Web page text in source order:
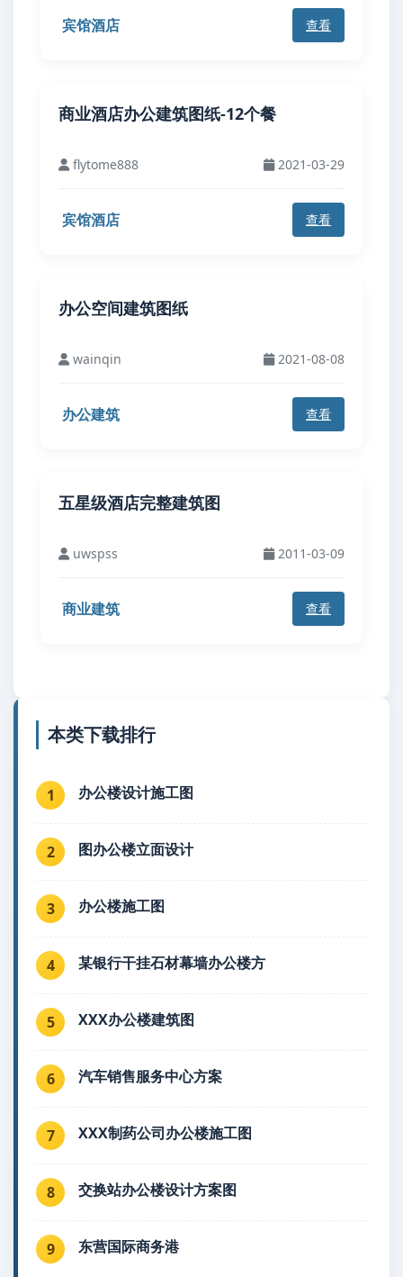
宾馆酒店 查看
商业酒店办公建筑图纸-12个餐
flytome888 2021-03-29
宾馆酒店 查看
办公空间建筑图纸
wainqin 2021-08-08
办公建筑 查看
五星级酒店完整建筑图
uwspss 2011-03-09
商业建筑 查看
本类下载排行
1 办公楼设计施工图
2 图办公楼立面设计
3 办公楼施工图
4 某银行干挂石材幕墙办公楼方
5 XXX办公楼建筑图
6 汽车销售服务中心方案
7 XXX制药公司办公楼施工图
8 交换站办公楼设计方案图
9 东营国际商务港